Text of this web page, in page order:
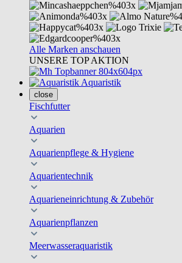
Alle Marken anschauen
UNSERE TOP AKTION
Aquaristik
close
Fischfutter
Aquarien
Aquarienpflege & Hygiene
Aquarientechnik
Aquarieneinrichtung & Zubehör
Aquarienpflanzen
Meerwasseraquaristik